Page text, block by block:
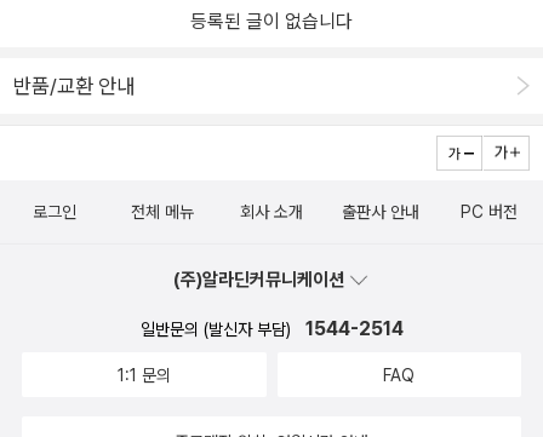
카트리나, 마야. 모든 자격없고 적당하지 않은 모든 존재들과 함께 경
로를 초대하는 물음이 되기를 바란다. p.367 '난 당신에게 뭘 주겠다
력해보자고 당신을 초대하는 거예요. (...) 저건 당신이 만들어가는 광
경이지 다른 사람한테서 빼앗아 오는 광경이 아니에요. 저게 내가 사
람들과 함께 만들고 싶은 광경이에요. 아이들과 엄마들과 함께.' p.52
창조하고 있는 건 아닐까? 우리만의 독창적인 해결책을 상상해낸 건
아닐까? 그래서 너무 기괴하고, 딱히 선례도 없는 건 아닐까? 우리가
어떤—' 그가 잠시 말을 멈추고 자신의 발을, 신발을, 입고 있는 바지
듯한 트랜스젠더’가 되지 않겠다는 선언이고, 사회가 설정한 정답에
에 있다. 자기중심적이고, 실수하고, 상처를 주고받는 그들은 그저 ‘더
모른다. 모성을 가볍게 여겼다고, 부모 될 자격이 없다고 말할 수도 있
다. 하지만 그 말이 나오기 전에, 질문 하나를 던져야 한다. 과연 ‘정상
가족’은 모두 올바르게 아이를 키우고 있는가? 남녀가 만나 결혼해 낳
게 묻는다. 어떤 관계가 ‘진짜 가족’인가. 그리고, 무엇이 ‘진짜 나’인
문 앞에서 우리는 스스로를 돌아보게 된다.‘정상’이라는 단어 뒤에 숨
다.아이를 원하는 마음, 사랑받고 싶은 갈망, 삶을 꾸려나가고 싶은 소
인정받지 못하고, 아이를 원하는 트랜스 여성은 사회로부터 의심받는
한다.진짜 여성, 진짜 가족이라는 기준을 누구에게나 통과해야 할 시
험처럼 들이대는 세상 속에서, 이들은 기준 자체를 해체하며 나아간
다.그리고 그 부서진 조각들 위에 자신만의 존재를 세운다.💡혐오와
지만, 결국 자기 안의 혐오로 번진다.외모, 정체성, 존재 그 자체를 향
향한 비난이다.그러나 이 소설은 자기혐오조차 부정하지 않는다.부끄
러움, 분노, 질투, 열등감까지 모두 한 몸처럼 껴안는다.성장은 완벽하
등록된 글이 없습니다
반품/교환 안내
로그인 전체 메뉴 회사 소개 출판사 안내 PC 버전
(주)알라딘커뮤니케이션
일반문의 (발신자 부담) 1544-2514
1:1 문의 FAQ